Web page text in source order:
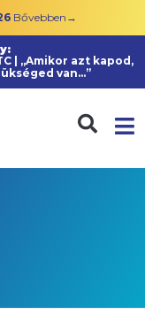
Bővebben→
| „Amikor azt kapod,
van…”